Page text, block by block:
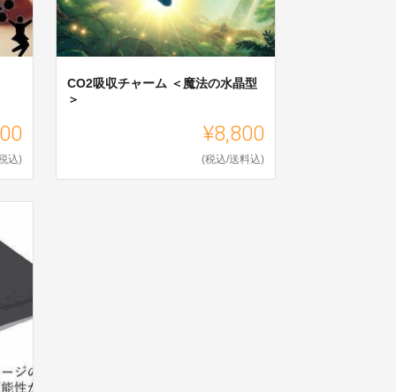
込)
CO2吸収チャーム ＜魔法の水晶型
＞
¥8,800
(税込/送料込)